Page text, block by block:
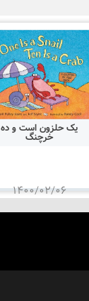
یک حلزون است و ده
خرچنگ
۱۴۰۰/۰۲/۰۶